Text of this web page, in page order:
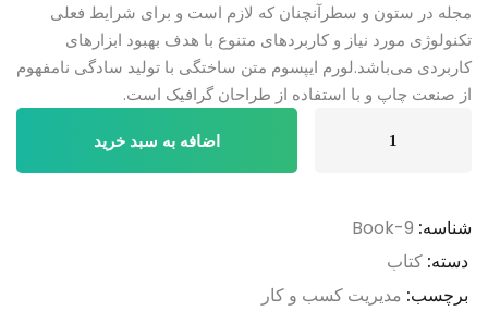
مجله در ستون و سطرآنچنان که لازم است و برای شرایط فعلی
تکنولوژی مورد نیاز و کاربردهای متنوع با هدف بهبود ابزارهای
کاربردی می‌باشد.لورم ایپسوم متن ساختگی با تولید سادگی نامفهوم
از صنعت چاپ و با استفاده از طراحان گرافیک است.
اضافه به سبد خرید
شناسه: Book-9
دسته: کتاب
برچسب: مدیریت کسب و کار